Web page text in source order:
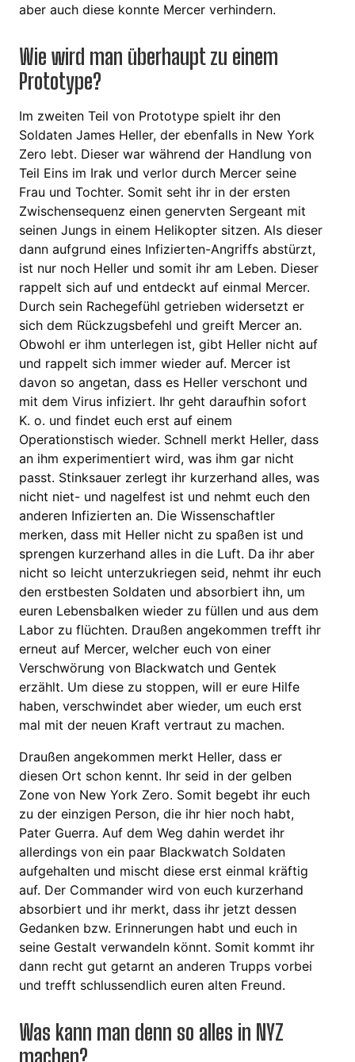
aber auch diese konnte Mercer verhindern.
Wie wird man überhaupt zu einem
Prototype?
Im zweiten Teil von Prototype spielt ihr den
Soldaten James Heller, der ebenfalls in New York
Zero lebt. Dieser war während der Handlung von
Teil Eins im Irak und verlor durch Mercer seine
Frau und Tochter. Somit seht ihr in der ersten
Zwischensequenz einen genervten Sergeant mit
seinen Jungs in einem Helikopter sitzen. Als dieser
dann aufgrund eines Infizierten-Angriffs abstürzt,
ist nur noch Heller und somit ihr am Leben. Dieser
rappelt sich auf und entdeckt auf einmal Mercer.
Durch sein Rachegefühl getrieben widersetzt er
sich dem Rückzugsbefehl und greift Mercer an.
Obwohl er ihm unterlegen ist, gibt Heller nicht auf
und rappelt sich immer wieder auf. Mercer ist
davon so angetan, dass es Heller verschont und
mit dem Virus infiziert. Ihr geht daraufhin sofort
K. o. und findet euch erst auf einem
Operationstisch wieder. Schnell merkt Heller, dass
an ihm experimentiert wird, was ihm gar nicht
passt. Stinksauer zerlegt ihr kurzerhand alles, was
nicht niet- und nagelfest ist und nehmt euch den
anderen Infizierten an. Die Wissenschaftler
merken, dass mit Heller nicht zu spaßen ist und
sprengen kurzerhand alles in die Luft. Da ihr aber
nicht so leicht unterzukriegen seid, nehmt ihr euch
den erstbesten Soldaten und absorbiert ihn, um
euren Lebensbalken wieder zu füllen und aus dem
Labor zu flüchten. Draußen angekommen trefft ihr
erneut auf Mercer, welcher euch von einer
Verschwörung von Blackwatch und Gentek
erzählt. Um diese zu stoppen, will er eure Hilfe
haben, verschwindet aber wieder, um euch erst
mal mit der neuen Kraft vertraut zu machen.
Draußen angekommen merkt Heller, dass er
diesen Ort schon kennt. Ihr seid in der gelben
Zone von New York Zero. Somit begebt ihr euch
zu der einzigen Person, die ihr hier noch habt,
Pater Guerra. Auf dem Weg dahin werdet ihr
allerdings von ein paar Blackwatch Soldaten
aufgehalten und mischt diese erst einmal kräftig
auf. Der Commander wird von euch kurzerhand
absorbiert und ihr merkt, dass ihr jetzt dessen
Gedanken bzw. Erinnerungen habt und euch in
seine Gestalt verwandeln könnt. Somit kommt ihr
dann recht gut getarnt an anderen Trupps vorbei
und trefft schlussendlich euren alten Freund.
Was kann man denn so alles in NYZ
machen?